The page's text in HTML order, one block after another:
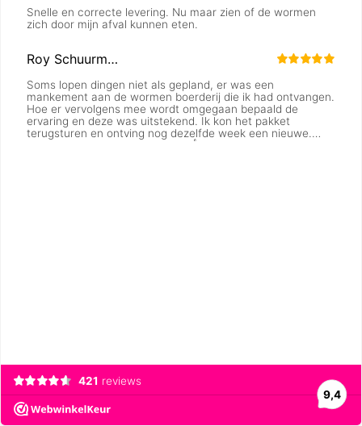
Snelle en correcte levering. Nu maar zien of de wormen
zich door mijn afval kunnen eten.
Roy Schuurmans
Soms lopen dingen niet als gepland, er was een
mankement aan de wormen boerderij die ik had ontvangen.
Hoe er vervolgens mee wordt omgegaan bepaald de
ervaring en deze was uitstekend. Ik kon het pakket
terugsturen en ontving nog dezelfde week een nieuwe.
Goed gedaan Wormenboerderij 👍
421 reviews
9,4